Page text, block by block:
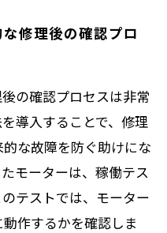
修理後の確認プロ
の確認プロセスは非常
導入することで、修理
な故障を防ぐ助けにな
モーターは、稼働テス
テストでは、モーター
作するかを確認しま